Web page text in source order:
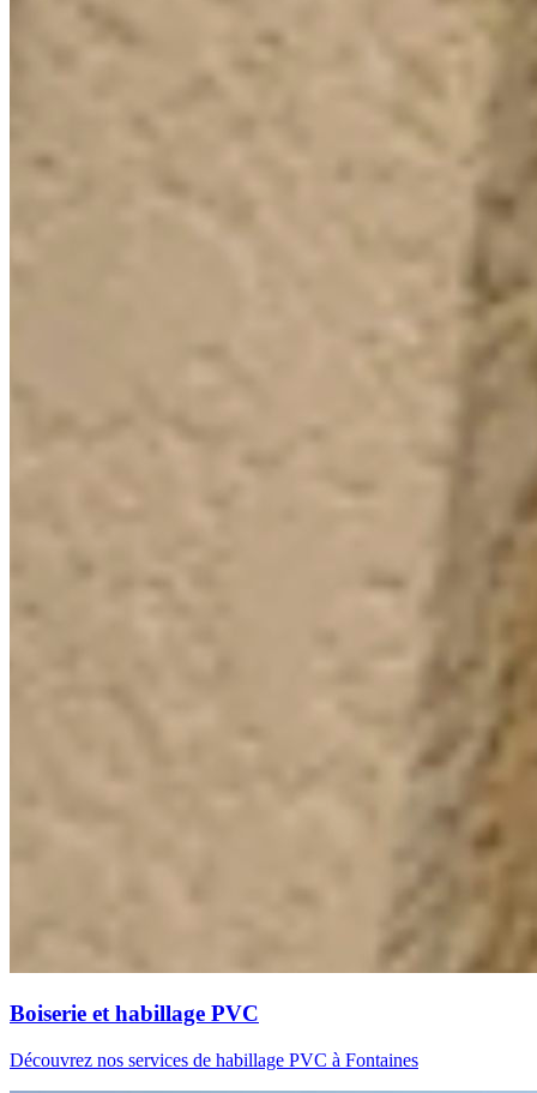
Boiserie et habillage PVC
Découvrez nos services de habillage PVC à Fontaines